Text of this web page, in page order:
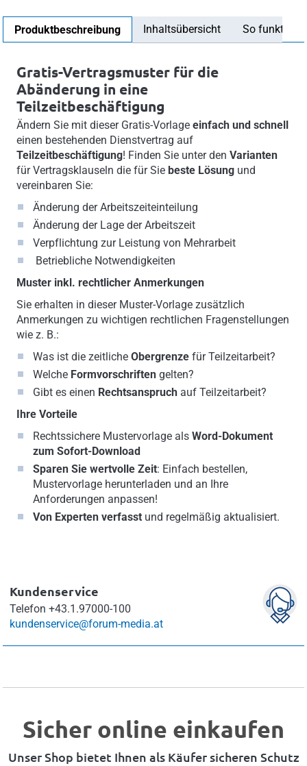
Produktbeschreibung Inhaltsübersicht So
Gratis-Vertragsmuster für die
Abänderung in eine
Teilzeitbeschäftigung
Ändern Sie mit dieser Gratis-Vorlage einfach und schnell
einen bestehenden Dienstvertrag auf
Teilzeitbeschäftigung! Finden Sie unter den Varianten
für Vertragsklauseln die für Sie beste Lösungund
vereinbaren Sie:
Änderung der Arbeitszeiteinteilung
Änderung der Lage der Arbeitszeit
Verpflichtung zur Leistung von Mehrarbeit
Betriebliche Notwendigkeiten
Muster inkl. rechtlicher Anmerkungen
Sie erhalten in dieser Muster-Vorlage zusätzlich
Anmerkungen zu wichtigen rechtlichen Fragenstellungen
wie z. B.:
Was ist die zeitliche Obergrenzefür Teilzeitarbeit?
Welche Formvorschriftengelten?
Gibt es einen Rechtsanspruchauf Teilzeitarbeit?
Ihre Vorteile
Rechtssichere Mustervorlage als Word-Dokument
zum Sofort-Download
Sparen Sie wertvolle Zeit: Einfach bestellen,
Mustervorlage herunterladen und an Ihre
Anforderungen anpassen!
Von Experten verfasstund regelmäßig aktualisiert.
Kundenservice
Telefon +43.1.97000-100
kundenservice@forum-media.at
Sicher online einkaufen
Unser Shop bietet Ihnen als Käufer sicheren Schutz